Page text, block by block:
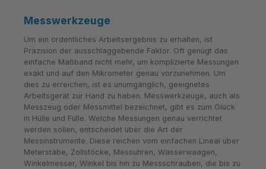
Messwerkzeuge
Um ein ordentliches Arbeitsergebnis zu erhalten, ist
Präzision der ausschlaggebende Faktor. Oft genügt das
einfache Maßband nicht mehr, um komplizierte Messungen
exakt und auf den Mikrometer genau vorzunehmen. Um
dies zu erreichen, ist es unumgänglich, geeignetes
Arbeitsgerät zur Hand zu haben. Messwerkzeuge, auch als
Messzeug oder Messmittel bezeichnet, gibt es zum Glück
in Hülle und Fülle. Welche Messungen genau verrichtet
werden sollen, entscheidet über die Art der
Messinstrumente. Diese reichen vom einfachen Lineal über
Meterstäbe, Zollstöcke, Messuhren, Wasserwaagen,
Winkelmesser, Winkel bis hin zu Messschrauben, die bis zu